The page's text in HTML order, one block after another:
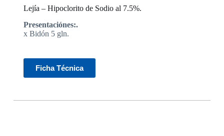
Lejía – Hipoclorito de Sodio al 7.5%.
Presentaciónes:.
x Bidón 5 gln.
Ficha Técnica